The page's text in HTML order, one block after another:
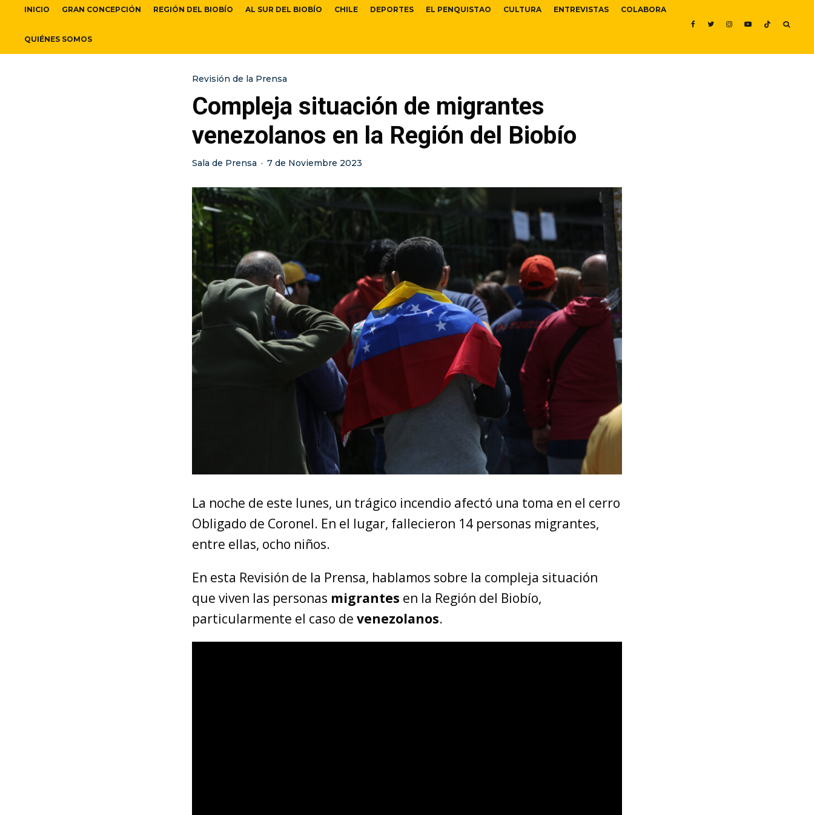
INICIO GRAN CONCEPCIÓN REGIÓN DEL BIOBÍO AL SUR DEL BIOBÍO CHILE DEPORTES EL PENQUISTAO CULTURA ENTREVISTAS COLABORA
QUIÉNES SOMOS
Revisión de la Prensa
Compleja situación de migrantes
venezolanos en la Región del Biobío
Sala de Prensa · 7 de Noviembre 2023
La noche de este lunes, un trágico incendio afectó una toma en el cerro
Obligado de Coronel. En el lugar, fallecieron 14 personas migrantes,
entre ellas, ocho niños.
En esta Revisión de la Prensa, hablamos sobre la compleja situación
que viven las personas migrantes en la Región del Biobío,
particularmente el caso de venezolanos.